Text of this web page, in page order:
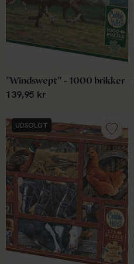
"Windswept" - 1000 brikker
139,95 kr
UDSOLGT